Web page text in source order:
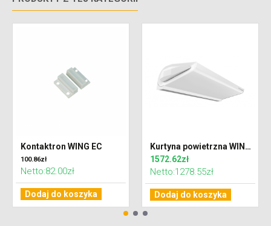
Kontaktron WING EC
100.86zł
Netto:82.00zł
Dodaj do koszyka
Kurtyna powietrzna WING C100 EC zimna
1572.62zł
Netto:1278.55zł
Dodaj do koszyka